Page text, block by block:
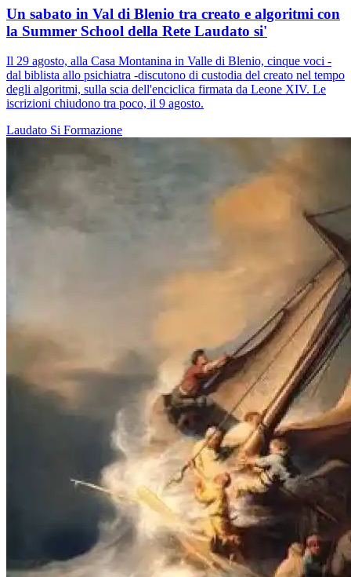
Un sabato in Val di Blenio tra creato e algoritmi con
la Summer School della Rete Laudato si'
Il 29 agosto, alla Casa Montanina in Valle di Blenio, cinque voci -
dal biblista allo psichiatra -discutono di custodia del creato nel tempo
degli algoritmi, sulla scia dell'enciclica firmata da Leone XIV. Le
iscrizioni chiudono tra poco, il 9 agosto.
Laudato Si Formazione